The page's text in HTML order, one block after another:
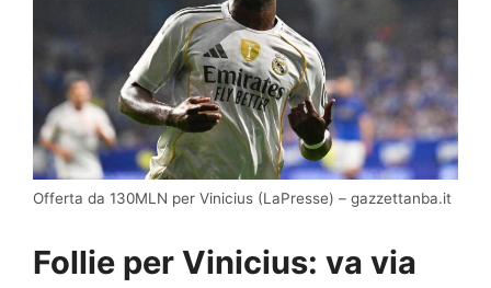
Offerta da 130MLN per Vinicius (LaPresse) – gazzettanba.it
Follie per Vinicius: va via